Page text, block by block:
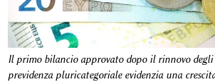
Il primo bilancio approvato dopo il rinnovo
previdenza pluricategoriale evidenzia una